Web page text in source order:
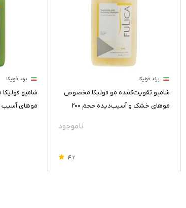
برند فولیکا
شامپو تقویت‌کننده مو فولیکا مخصوص
موهای خشک و آسیب‌دیده حجم 200
4.2
برند فولیکا
شامپو
موهای آسیب دیده